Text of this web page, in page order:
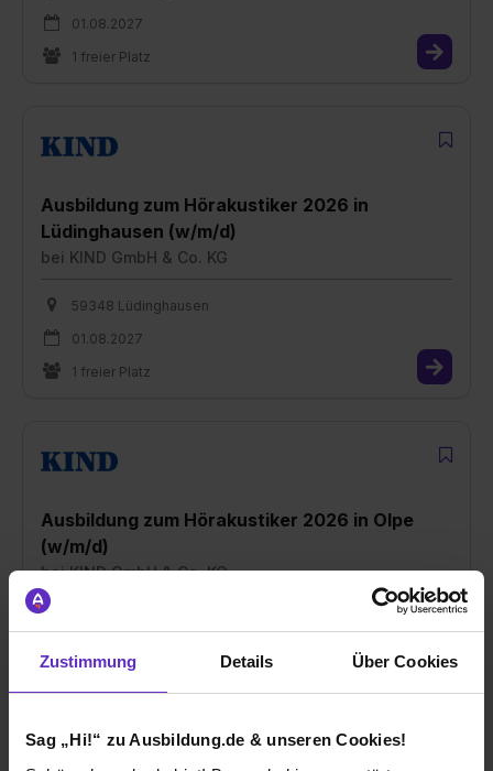
Zustimmung Details Über Cookies
Sag „Hi!“ zu Ausbildung.de & unseren Cookies!
01.08.2027
1 freier Platz
Ausbildung zum Hörakustiker 2026 in
Lüdinghausen (w/m/d)
bei KIND GmbH & Co. KG
59348 Lüdinghausen
01.08.2027
1 freier Platz
Ausbildung zum Hörakustiker 2026 in Olpe
(w/m/d)
beiKIND GmbH & Co. KG
01.08.2027